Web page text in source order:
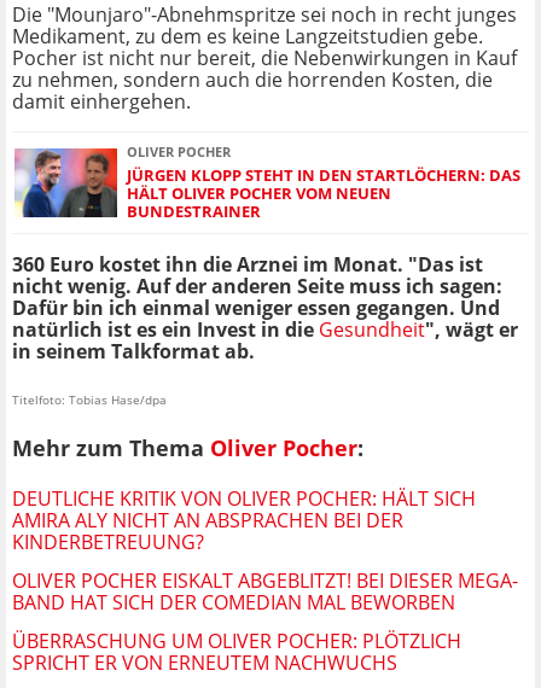
Die "Mounjaro"-Abnehmspritze sei noch in recht junges
Medikament, zu dem es keine Langzeitstudien gebe.
Pocher ist nicht nur bereit, die Nebenwirkungen in Kauf
zu nehmen, sondern auch die horrenden Kosten, die
damit einhergehen.
OLIVER POCHER
JÜRGEN KLOPP STEHT IN DEN STARTLÖCHERN: DAS
HÄLT OLIVER POCHER VOM NEUEN
BUNDESTRAINER
360 Euro kostet ihn die Arznei im Monat. "Das ist
nicht wenig. Auf der anderen Seite muss ich sagen:
Dafür bin ich einmal weniger essen gegangen. Und
natürlich ist es ein Invest in die Gesundheit", wägt er
in seinem Talkformat ab.
Titelfoto: Tobias Hase/dpa
Mehr zum Thema Oliver Pocher:
DEUTLICHE KRITIK VON OLIVER POCHER: HÄLT SICH
AMIRA ALY NICHT AN ABSPRACHEN BEI DER
KINDERBETREUUNG?
OLIVER POCHER EISKALT ABGEBLITZT! BEI DIESER MEGA-
BAND HAT SICH DER COMEDIAN MAL BEWORBEN
ÜBERRASCHUNG UM OLIVER POCHER: PLÖTZLICH
SPRICHT ER VON ERNEUTEM NACHWUCHS